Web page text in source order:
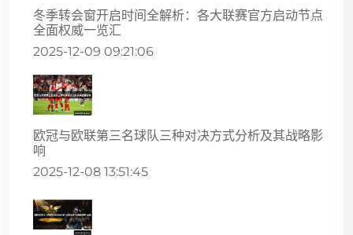
冬季转会窗开启时间全解析：各大联赛官方启动节点
全面权威一览汇
2025-12-09 09:21:06
欧冠与欧联第三名球队三种对决方式分析及其战略影
响
2025-12-08 13:51:45